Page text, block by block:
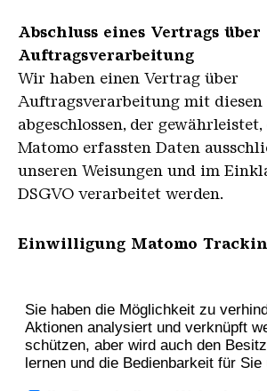
Abschluss eines Vertrags über
Auftragsverarbeitung
Wir haben einen Vertrag über
Auftragsverarbeitung mit
abgeschlossen, der
Matomo erfassten Daten
unseren Weisungen und im
DSGVO verarbeitet werden.
Einwilligung Matomo